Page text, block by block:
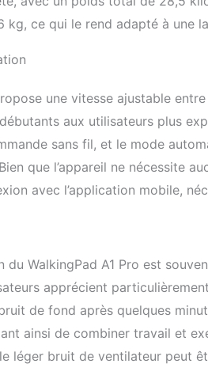
fabriqué en
marche pliable peut
des
débutants dans
km/h à 6 km/h.
tapis de course
service client
kg, ce qui le rend adapté à une
une vitesse ajustable
aux utilisateurs plus
sans fil, et le mode
que l’appareil ne nécessite
avec l’application mobile,
du WalkingPad A1 Pro est
apprécient
de fond après quelques
ainsi de combiner travail et
léger bruit de ventilateur peut